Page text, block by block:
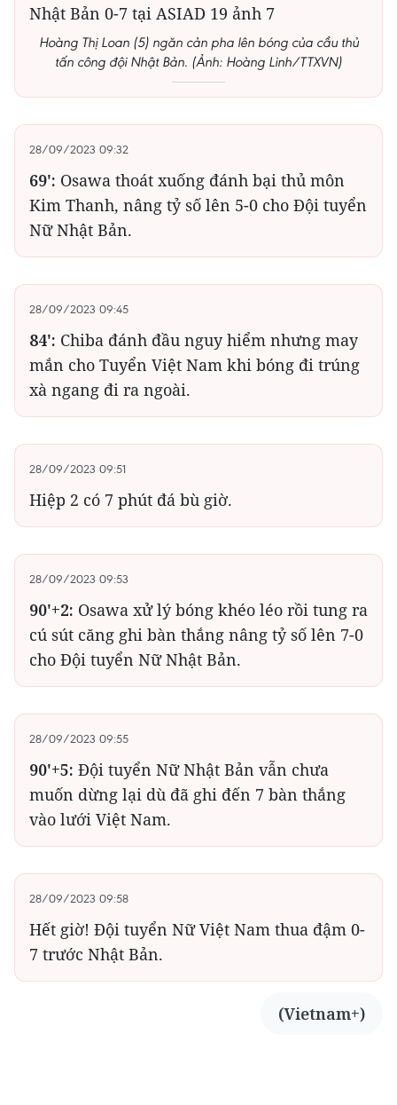
Hoàng Thị Loan (5) ngăn cản pha lên bóng của cầu thủ
tấn công đội Nhật Bản. (Ảnh: Hoàng Linh/TTXVN)
28/09/2023 09:32
69': Osawa thoát xuống đánh bại thủ môn
Kim Thanh, nâng tỷ số lên 5-0 cho Đội tuyển
Nữ Nhật Bản.
28/09/2023 09:45
84': Chiba đánh đầu nguy hiểm nhưng may
mắn cho Tuyển Việt Nam khi bóng đi trúng
xà ngang đi ra ngoài.
28/09/2023 09:51
Hiệp 2 có 7 phút đá bù giờ.
28/09/2023 09:53
90'+2: Osawa xử lý bóng khéo léo rồi tung ra
cú sút căng ghi bàn thắng nâng tỷ số lên 7-0
cho Đội tuyển Nữ Nhật Bản.
28/09/2023 09:55
90'+5: Đội tuyển Nữ Nhật Bản vẫn chưa
muốn dừng lại dù đã ghi đến 7 bàn thắng
vào lưới Việt Nam.
28/09/2023 09:58
Hết giờ! Đội tuyển Nữ Việt Nam thua đậm 0-
7 trước Nhật Bản.
(Vietnam+)